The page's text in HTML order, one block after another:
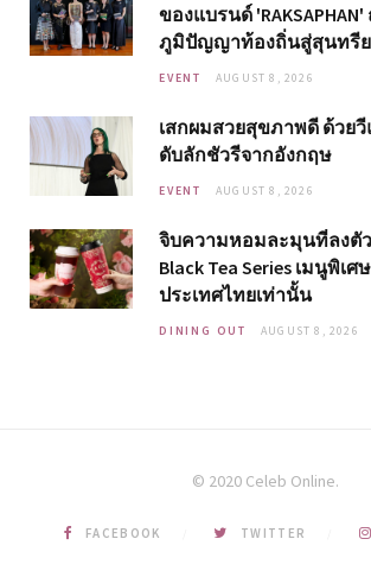
ของแบรนด์
ภูมิปัญญาท้องถิ่นสู่สุนทรี
EVENT AUGUST 8, 2026
เสกผมสวยสุขภาพดี ด้วย
ดับลักชัวรีจากอังกฤษ
EVENT AUGUST 8, 2026
จิบความหอมละมุนที่ลงตัว
Black Tea Series เมนูพิเศ
ประเทศไทยเท่านั้น
DINING OUT AUGUST 8, 2026
© 2020 Celeb Online.
FACEBOOK TWITTER